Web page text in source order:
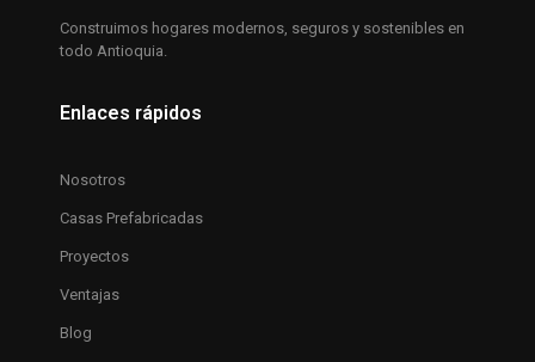
Construimos hogares modernos, seguros y sostenibles en
todo Antioquia.
Enlaces rápidos
Nosotros
Casas Prefabricadas
Proyectos
Ventajas
Blog